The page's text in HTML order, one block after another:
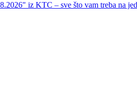
iz KTC – sve što vam treba na